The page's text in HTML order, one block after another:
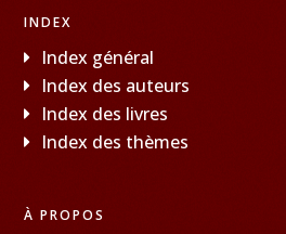
INDEX
Index général
Index des auteurs
Index des livres
Index des thèmes
À PROPOS